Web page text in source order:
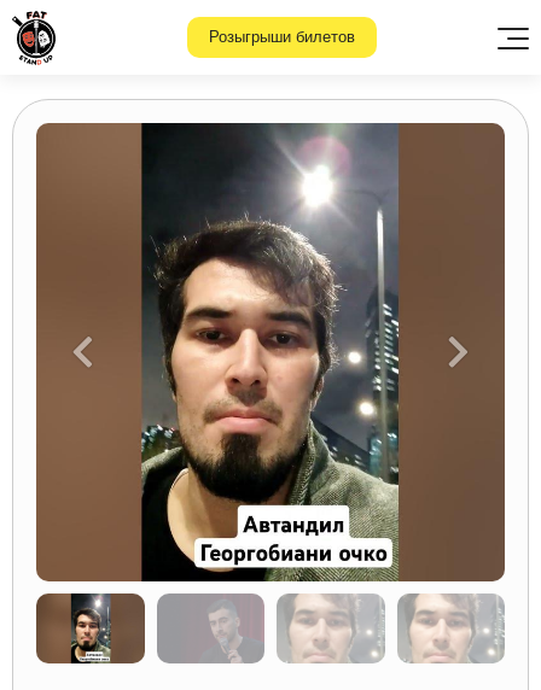
Розыгрыши билетов